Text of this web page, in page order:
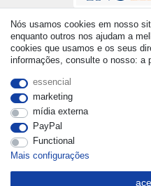
reserved. Prices incl. VAT.
| * Applies to deliveries to the
Nós usamos cookies em nosso
enquanto outros nos ajudam a
cookies que usamos e os seus
informações, consulte o nosso: a
essencial
marketing
mídia externa
PayPal
Functional
Mais configurações